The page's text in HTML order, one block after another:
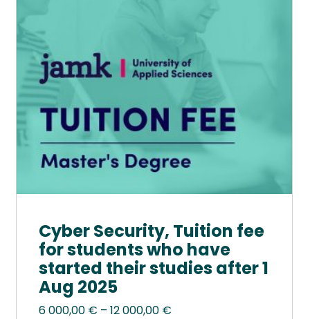
Cyber Security, Tuition fee
for students who have
started their studies after 1
Aug 2025
6 000,00 € – 12 000,00 €Hintaluokka:
tehdä
valinnat
tuotteen
sivulla.